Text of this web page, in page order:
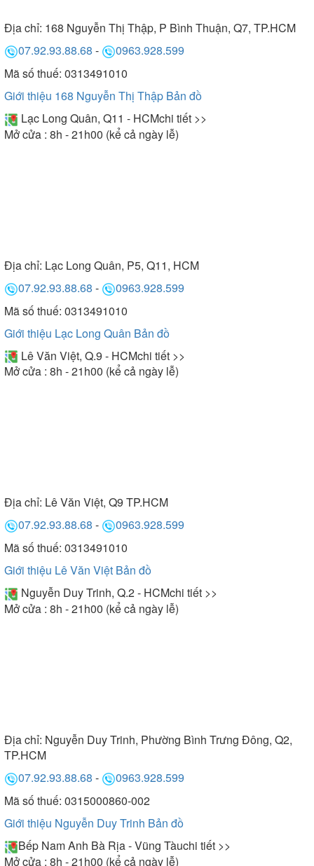
Địa chỉ: 168 Nguyễn Thị Thập, P Bình Thuận, Q7, TP.HCM
07.92.93.88.68 -
0963.928.599
Mã số thuế: 0313491010
Giới thiệu 168 Nguyễn Thị Thập Bản đồ
Lạc Long Quân, Q11 - HCMchi tiết >>
Mở cửa : 8h - 21h00 (kể cả ngày lễ)
Địa chỉ: Lạc Long Quân, P5, Q11, HCM
07.92.93.88.68 -
0963.928.599
Mã số thuế: 0313491010
Giới thiệu Lạc Long Quân Bản đồ
Lê Văn Việt, Q.9 - HCMchi tiết >>
Mở cửa : 8h - 21h00 (kể cả ngày lễ)
Địa chỉ: Lê Văn Việt, Q9 TP.HCM
07.92.93.88.68 -
0963.928.599
Mã số thuế: 0313491010
Giới thiệu Lê Văn Việt Bản đồ
Nguyễn Duy Trinh, Q.2 - HCMchi tiết >>
Mở cửa : 8h - 21h00 (kể cả ngày lễ)
Địa chỉ: Nguyễn Duy Trinh, Phường Bình Trưng Đông, Q2,
TP.HCM
07.92.93.88.68 -
0963.928.599
Mã số thuế: 0315000860-002
Giới thiệu Nguyễn Duy Trinh Bản đồ
Bếp Nam Anh Bà Rịa - Vũng Tàuchi tiết >>
Mở cửa : 8h - 21h00 (kể cả ngày lễ)